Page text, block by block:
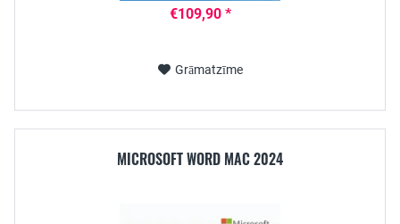
€109,90 *
Grāmatzīme
MICROSOFT WORD MAC 2024